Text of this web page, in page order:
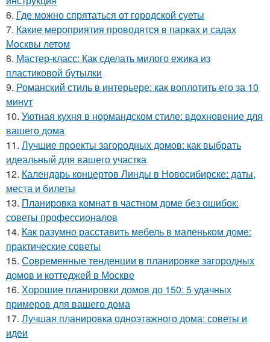
6. Где можно спрятаться от городской суеты
7. Какие мероприятия проводятся в парках и садах
Москвы летом
8. Мастер-класс: Как сделать милого ежика из
пластиковой бутылки
9. Романский стиль в интерьере: как воплотить его за 10
минут
10. Уютная кухня в нормандском стиле: вдохновение для
вашего дома
11. Лучшие проекты загородных домов: как выбрать
идеальный для вашего участка
12. Календарь концертов Линды в Новосибирске: даты,
места и билеты
13. Планировка комнат в частном доме без ошибок:
советы профессионалов
14. Как разумно расставить мебель в маленьком доме:
практические советы
15. Современные тенденции в планировке загородных
домов и коттеджей в Москве
16. Хорошие планировки домов до 150: 5 удачных
примеров для вашего дома
17. Лучшая планировка одноэтажного дома: советы и
идеи